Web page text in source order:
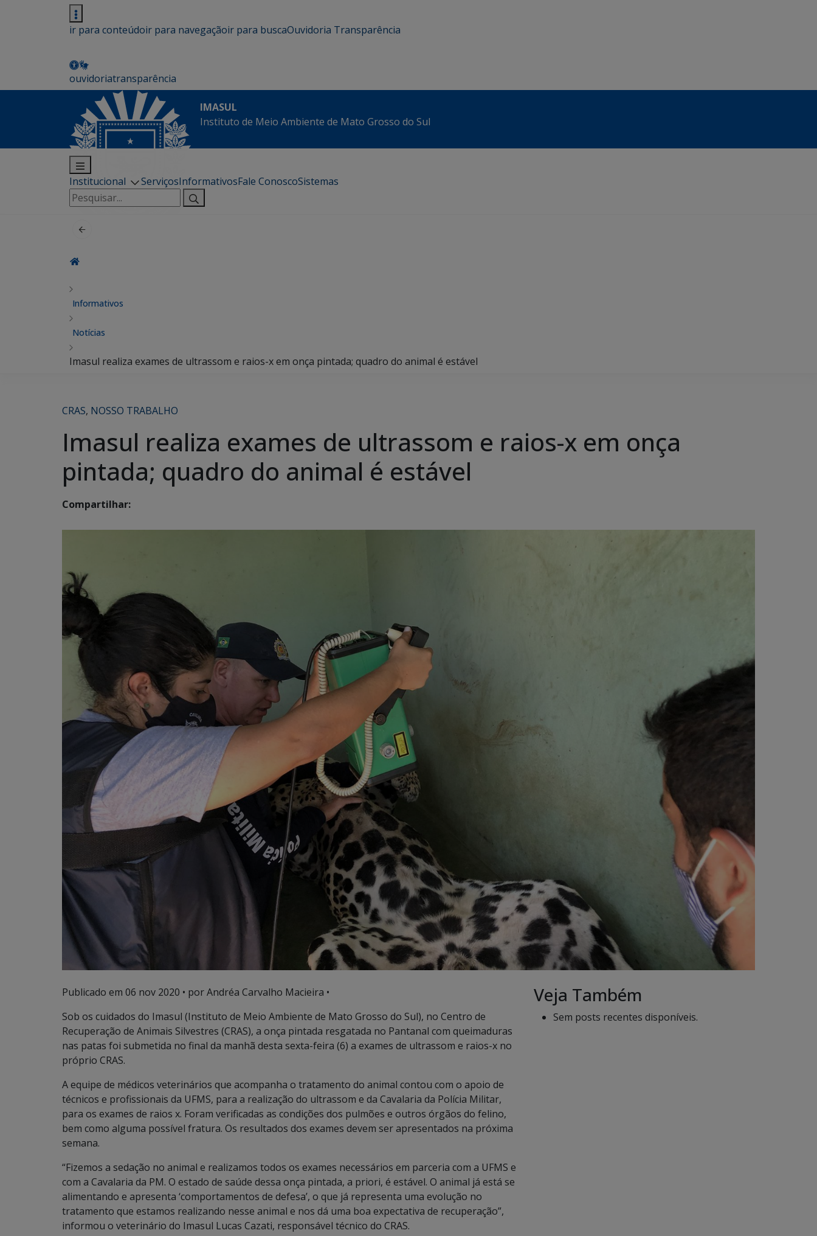
ir para conteúdoir para navegaçãoir para buscaOuvidoria Transparência
ouvidoriatransparência
IMASUL
Instituto de Meio Ambiente de Mato Grosso do Sul
Institucional ServiçosInformativosFale ConoscoSistemas
Pesquisar
por:
Informativos
Notícias
Imasul realiza exames de ultrassom e raios-x em onça pintada; quadro do animal é estável
CRAS, NOSSO TRABALHO
Imasul realiza exames de ultrassom e raios-x em onça
pintada; quadro do animal é estável
Compartilhar:
Publicado em 06 nov 2020 • por Andréa Carvalho Macieira •
Sob os cuidados do Imasul (Instituto de Meio Ambiente de Mato Grosso do Sul), no Centro de
Recuperação de Animais Silvestres (CRAS), a onça pintada resgatada no Pantanal com queimaduras
nas patas foi submetida no final da manhã desta sexta-feira (6) a exames de ultrassom e raios-x no
próprio CRAS.
A equipe de médicos veterinários que acompanha o tratamento do animal contou com o apoio de
técnicos e profissionais da UFMS, para a realização do ultrassom e da Cavalaria da Polícia Militar,
para os exames de raios x. Foram verificadas as condições dos pulmões e outros órgãos do felino,
bem como alguma possível fratura. Os resultados dos exames devem ser apresentados na próxima
semana.
“Fizemos a sedação no animal e realizamos todos os exames necessários em parceria com a UFMS e
com a Cavalaria da PM. O estado de saúde dessa onça pintada, a priori, é estável. O animal já está se
alimentando e apresenta ‘comportamentos de defesa’, o que já representa uma evolução no
tratamento que estamos realizando nesse animal e nos dá uma boa expectativa de recuperação”,
informou o veterinário do Imasul Lucas Cazati, responsável técnico do CRAS.
Veja Também
Sem posts recentes disponíveis.